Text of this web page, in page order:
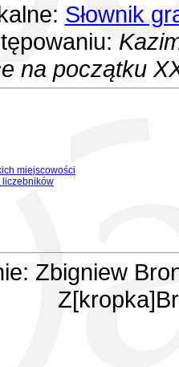
Słownik
na początku
miejscowości
liczebników
Zbigniew